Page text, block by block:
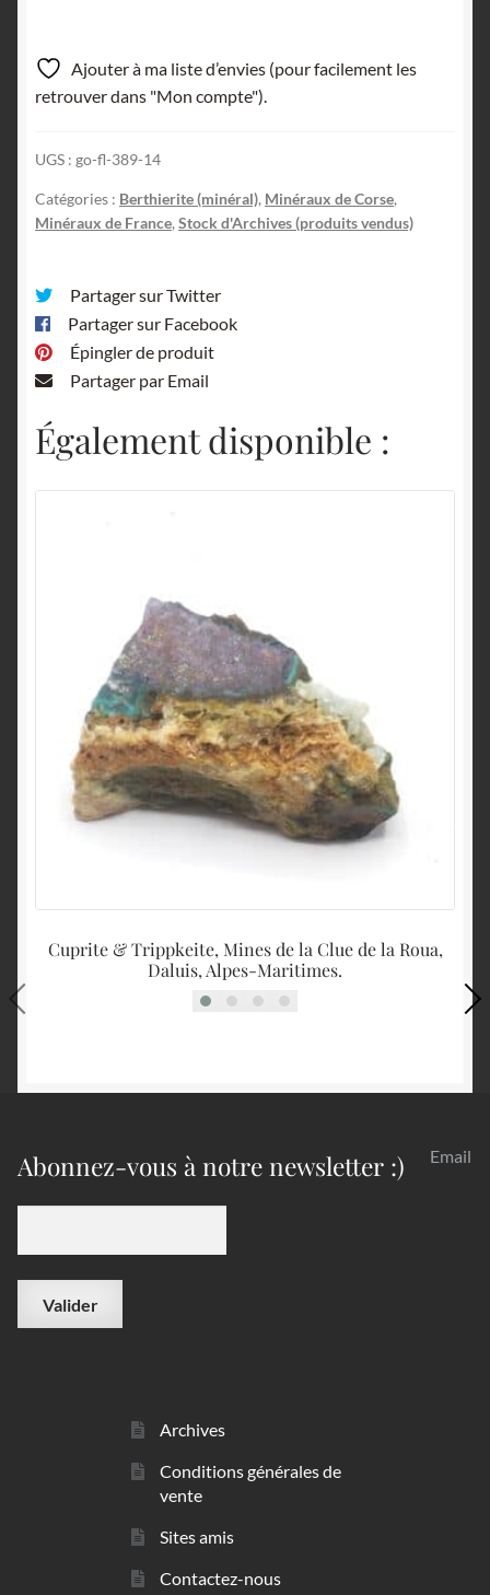
Ajouter à ma liste d’envies (pour facilement les
retrouver dans "Mon compte").
UGS : go-fl-389-14
Catégories : Berthierite (minéral), Minéraux de Corse,
Minéraux de France, Stock d'Archives (produits vendus)
Partager sur Twitter
Partager sur Facebook
Épingler de produit
Partager par Email
Également disponible :
Cuprite & Trippkeite, Mines de la Clue de la Roua,
Daluis, Alpes-Maritimes.
Abonnez-vous à notre newsletter :) Email
Archives
Conditions générales de
vente
Sites amis
Contactez-nous